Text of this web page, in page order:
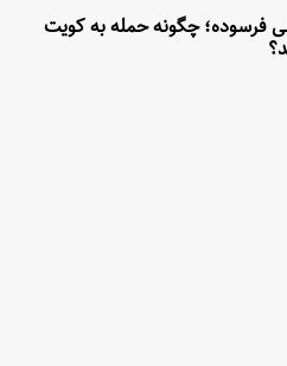
فرسوده؛ چگونه حمله به کویت